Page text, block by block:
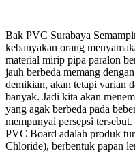
Bak PVC Surabaya
kebanyakan orang
material mirip pipa paralon
jauh berbeda memang
demikian, akan tetapi varian
banyak. Jadi kita akan
yang agak berbeda pada
mempunyai persepsi tersebut.
PVC Board adalah produk
Chloride), berbentuk papan